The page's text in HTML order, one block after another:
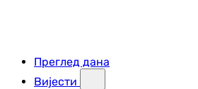
Преглед дана
Вијести